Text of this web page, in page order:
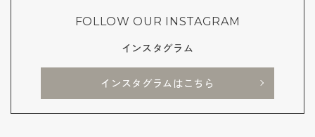
FOLLOW OUR INSTAGRAM
インスタグラム
インスタグラムはこちら